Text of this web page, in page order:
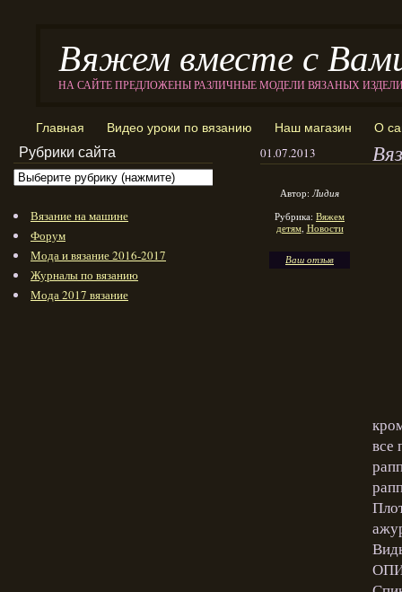
Вяжем вместе с
НА САЙТЕ ПРЕДЛОЖЕНЫ РАЗЛИЧНЫЕ МОДЕЛИ ВЯЗАНЫХ
Главная Видео уроки по вязанию Наш магазин О
01.07.2013
Автор:Лидия
Рубрика: Вяжем
детям, Новости
Ваш отзыв
все
Рубрики сайта
Вязание на машине
Форум
Мода и вязание 2016-2017
Журналы по вязанию
Мода 2017 вязание